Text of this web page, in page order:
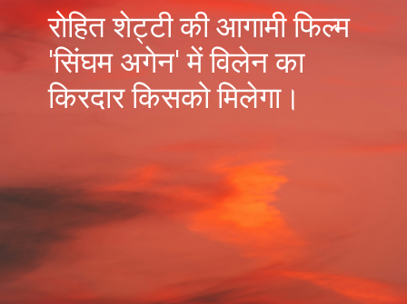
रोहित शेट्टी की आगामी फिल्म
'सिंघम अगेन' में विलेन का
किरदार किसको मिलेगा।